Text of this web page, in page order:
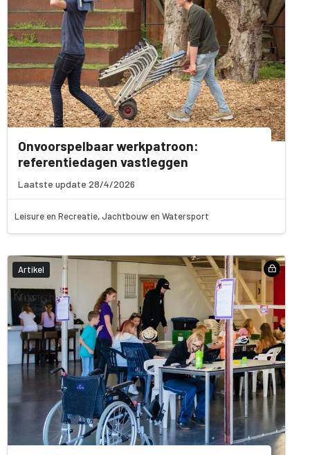
Onvoorspelbaar werkpatroon:
referentiedagen vastleggen
Laatste update 28/4/2026
Leisure en Recreatie, Jachtbouw en Watersport
Artikel